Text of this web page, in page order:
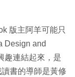
版主阿羊可能只
Design and
趣連結起來，是
書的導師是黃修